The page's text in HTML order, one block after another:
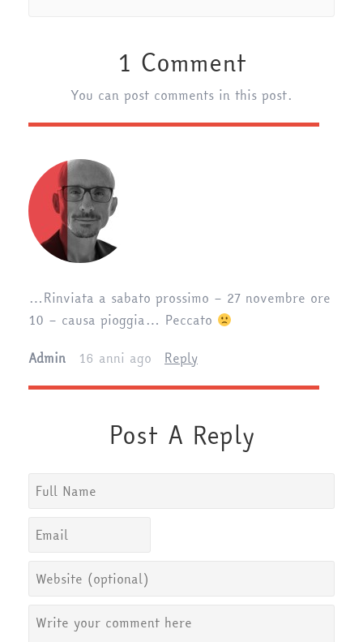
1 Comment
You can post comments in this post.
…Rinviata a sabato prossimo – 27 novembre ore
10 – causa pioggia… Peccato
Admin
16 anni ago Reply
Post A Reply